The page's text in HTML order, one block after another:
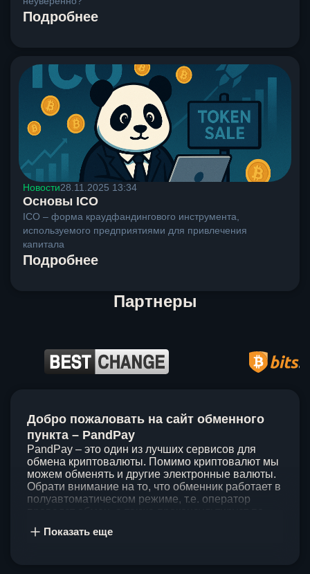
Подробнее
Новости28.11.2025 13:34
Основы ICO
ICO – форма краудфандингового инструмента,
используемого предприятиями для привлечения
капитала
Подробнее
Партнеры
Добро пожаловать на сайт обменного
пункта – PandPay
PandPay – это один из лучших сервисов для
обмена криптовалюты. Помимо криптовалют мы
можем обменять и другие электронные валюты.
Обрати внимание на то, что обменник работает в
полуавтоматическом режиме, т.е. оператор
клиентов, поэтому стараемся проводить обмены
Показать еще